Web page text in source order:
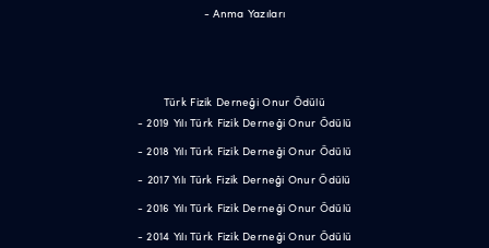
- Anma Yazıları
Türk Fizik Derneği Onur Ödülü
- 2019 Yılı Türk Fizik Derneği Onur Ödülü
- 2018 Yılı Türk Fizik Derneği Onur Ödülü
- 2017 Yılı Türk Fizik Derneği Onur Ödülü
- 2016 Yılı Türk Fizik Derneği Onur Ödülü
- 2014 Yılı Türk Fizik Derneği Onur Ödülü